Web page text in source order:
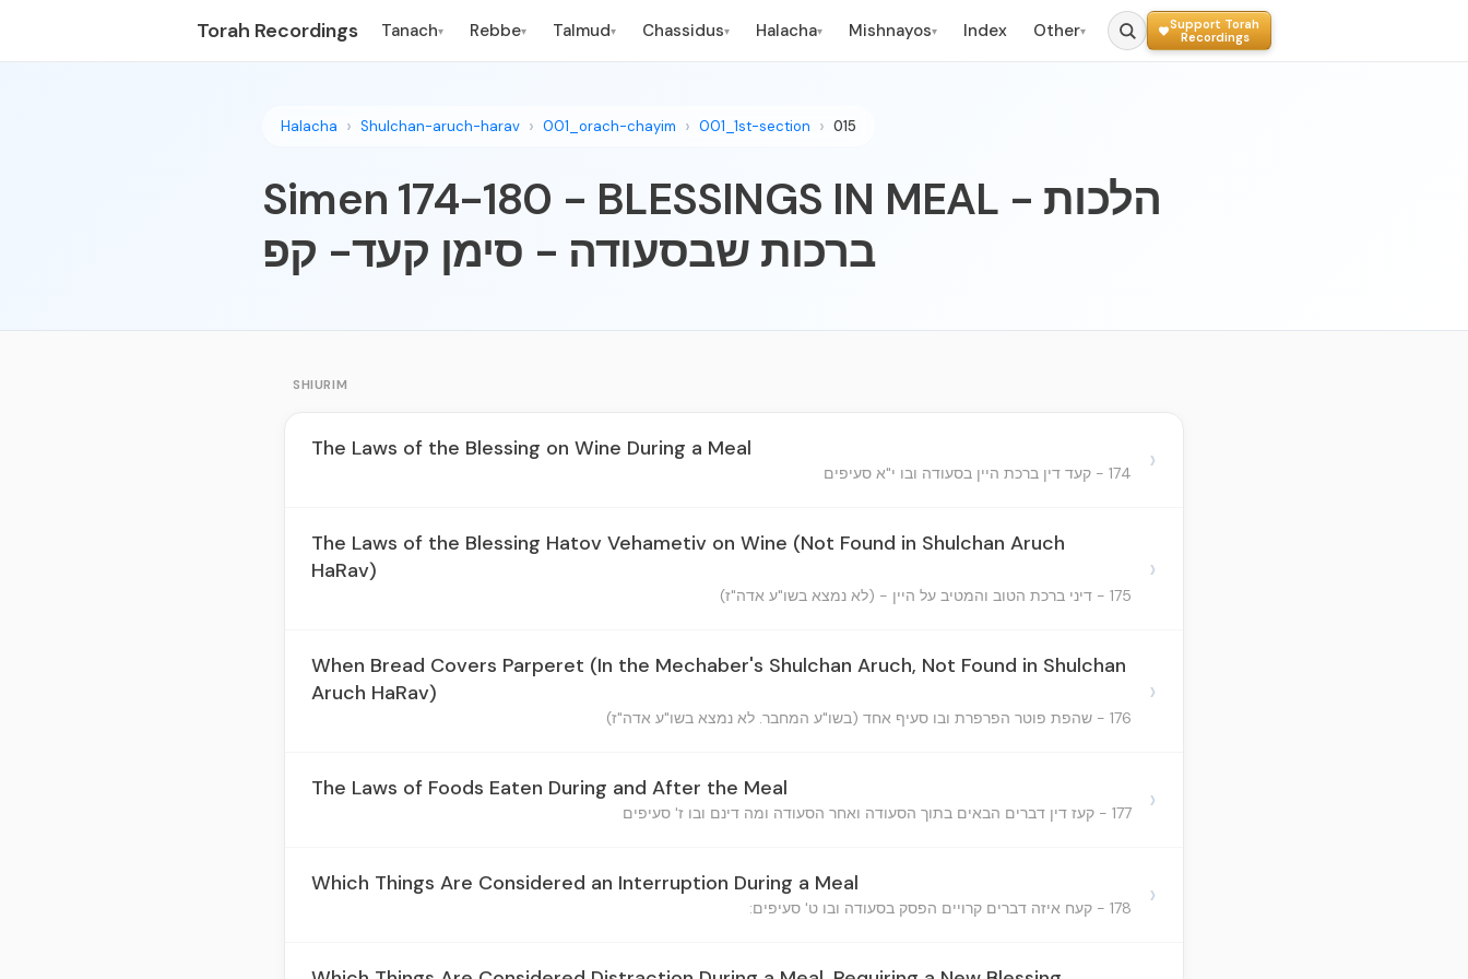
Torah Recordings Tanach▾ Rebbe▾ Talmud▾ Chassidus▾ Halacha▾ Mishnayos▾ Index Other▾
Support Torah
Recordings
Halacha Shulchan-aruch-harav 001_orach-chayim 001_1st-section 015
Simen 174-180 - BLESSINGS IN MEAL - הלכות
ברכות שבסעודה - סימן קעד- קפ
SHIURIM
The Laws of the Blessing on Wine During a Meal
174 - קעד דין ברכת היין בסעודה ובו י"א סעיפים ›
The Laws of the Blessing Hatov Vehametiv on Wine (Not Found in Shulchan Aruch
HaRav)
175 - דיני ברכת הטוב והמטיב על היין - (לא נמצא בשו"ע אדה"ז)
›
When Bread Covers Parperet (In the Mechaber's Shulchan Aruch, Not Found in Shulchan
Aruch HaRav)
176 - שהפת פוטר הפרפרת ובו סעיף אחד (בשו"ע המחבר. לא נמצא בשו"ע אדה"ז)
›
The Laws of Foods Eaten During and After the Meal
177 - קעז דין דברים הבאים בתוך הסעודה ואחר הסעודה ומה דינם ובו ז' סעיפים ›
Which Things Are Considered an Interruption During a Meal
178 - קעח איזה דברים קרויים הפסק בסעודה ובו ט' סעיפים: ›